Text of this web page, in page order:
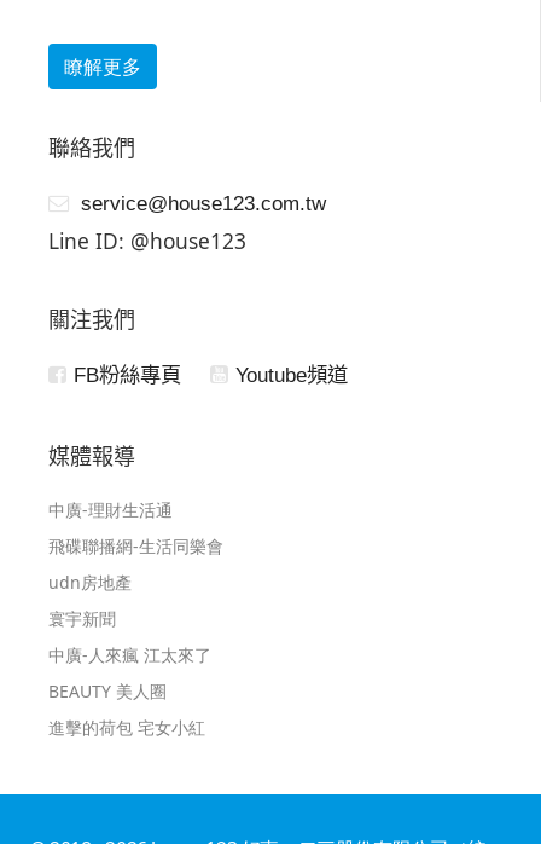
瞭解更多
聯絡我們
service@house123.com.tw
Line ID: @house123
關注我們
FB粉絲專頁 Youtube頻道
媒體報導
中廣-理財生活通
飛碟聯播網-生活同樂會
udn房地產
寰宇新聞
中廣-人來瘋 江太來了
BEAUTY 美人圈
進擊的荷包 宅女小紅